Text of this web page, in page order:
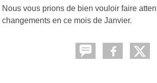
Nous vous prions de bien vouloir faire
changements en ce mois de Janvier.